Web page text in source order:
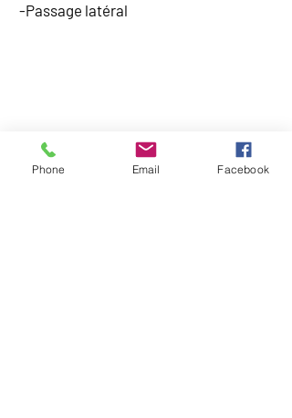
-Passage latéral
Phone Email Facebook